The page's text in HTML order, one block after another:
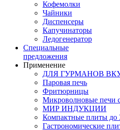
Кофемолки
Чайники
Диспенсеры
Капучинаторы
Ледогенератор
Специальные
предложения
Применение
ДЛЯ ГУРМАНОВ
Паровая печь
Фритюрницы
Микроволновые печи
МИР ИНДУКЦИИ
Компактные плиты до
Гастрономические